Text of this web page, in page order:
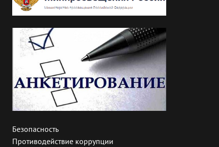
Безопасность
Противодействие коррупции